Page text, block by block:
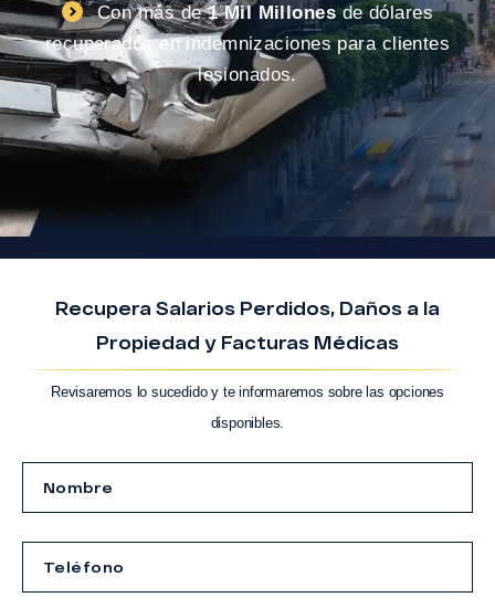
Con más de1 Mil Millonesde dólares
recuperados en indemnizaciones para clientes
lesionados.
Recupera Salarios Perdidos, Daños a la
Propiedad y Facturas Médicas
Revisaremos lo sucedido y te informaremos sobre las opciones
disponibles.